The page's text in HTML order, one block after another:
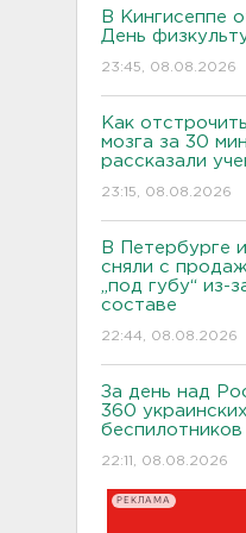
В Кингисеппе
День
23:45, 08.08.2026
Как
мозга за 30
рассказали
23:15, 08.08.2026
В Петербурге
сняли с
„под губу“ из-
составе
22:44, 08.08.2026
За день над
360 украинских
беспилотников
22:11, 08.08.2026
РЕКЛАМА